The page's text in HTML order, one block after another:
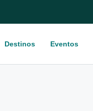
Destinos Eventos